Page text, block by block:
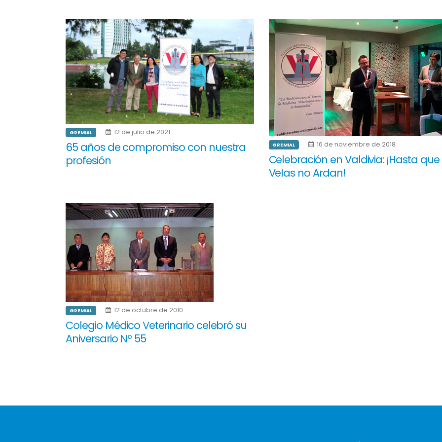
GREMIAL 12 de julio de 2021
65 años de compromiso con nuestra
profesión
GREMIAL 16 de noviembre de 2018
Celebración en Valdivia: ¡Hasta
Velas no Ardan!
GREMIAL 12 de octubre de 2010
Colegio Médico Veterinario celebró su
Aniversario Nº 55